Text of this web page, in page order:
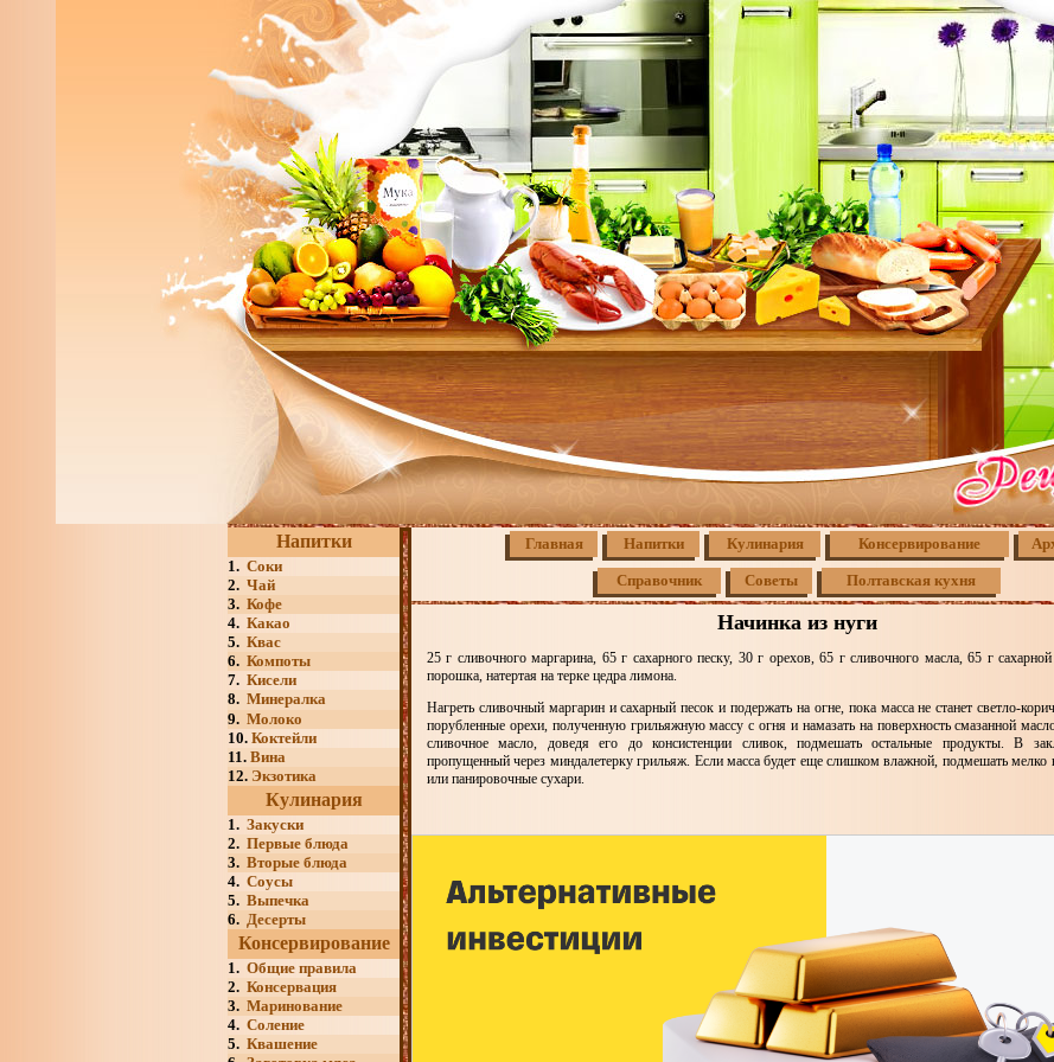
Напитки
1. Соки
2. Чай
3. Кофе
4. Какао
5. Квас
6. Компоты
7. Кисели
8. Минералка
9. Молоко
10. Коктейли
11. Вина
12. Экзотика
Кулинария
1. Закуски
2. Первые блюда
3. Вторые блюда
4. Соусы
5. Выпечка
6. Десерты
Консервирование
1. Общие правила
2. Консервация
3. Маринование
4. Соление
5. Квашение
Главная Напитки Кулинария Консервирование
Справочник Советы Полтавская кухня
Начинка из нуги
25 г сливочного маргарина, 65 г сахарного песку, 30 г орехов, 65 г сливочного масла, 65 г
порошка, натертая на терке цедра лимона.
Нагреть сливочный маргарин и сахарный песок и подержать на огне, пока масса не станет светло-
порубленные орехи, полученную грильяжную массу с огня и намазать на поверхность смазанной
сливочное масло, доведя его до консистенции сливок, подмешать остальные продукты. В
пропущенный через миндалетерку грильяж. Если масса будет еще слишком влажной, подмешать мелко
или панировочные сухари.